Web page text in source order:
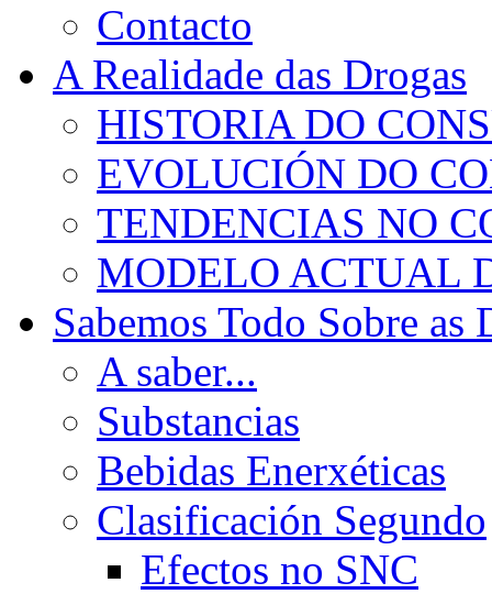
Contacto
A Realidade das Drogas
HISTORIA DO
EVOLUCIÓN DO
TENDENCIAS NO
MODELO ACTUAL
Sabemos Todo Sobre as
A saber...
Substancias
Bebidas Enerxéticas
Clasificación Segundo
Efectos no SNC